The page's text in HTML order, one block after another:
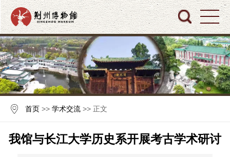
首页 >>学术交流 >> 正文
我馆与长江大学历史系开展考古学术研讨